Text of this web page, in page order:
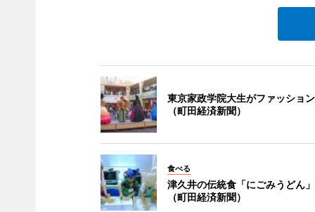
東京家政学院大生がファッショ
（町田経済新聞）
食べる
津久井の伝統食「にごみうどん
（町田経済新聞）